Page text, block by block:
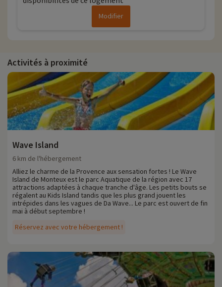
Modifier
Activités à proximité
Wave Island
Réservez avec votre hébergement !
6 km de l'hébergement
Alliez le charme de la Provence aux sensation fortes ! Le Wave
Island de Monteux est le parc Aquatique de la région avec 17
attractions adaptées à chaque tranche d'âge. Les petits bouts se
régalent au Kids Island tandis que les plus grand jouent les
intrépides dans les vagues de Da Wave... Le parc est ouvert de fin
mai à début septembre !